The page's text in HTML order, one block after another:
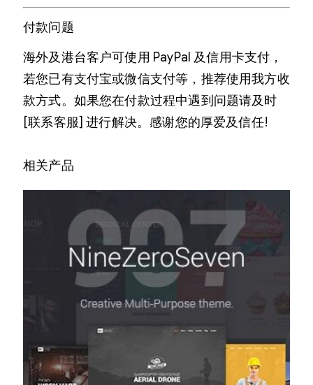
付款问题
海外及港台客户可使用 PayPal 及信用卡支付，
若您已有支付宝或微信支付等，推荐使用我方收
款方式。如果您在付款过程中遇到问题请及时
[联系客服] 进行解决。感谢您的厚爱及信任!
相关产品